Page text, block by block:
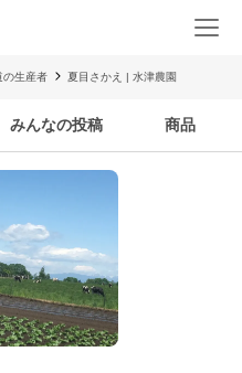
の生産者 夏目さかえ | 水津農園
みんなの投稿 商品